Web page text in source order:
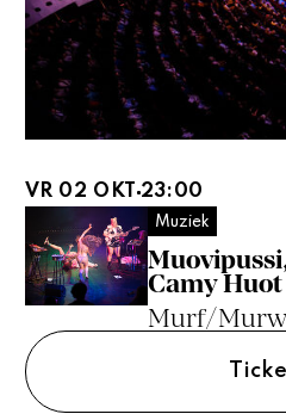
Camy Huot
Murf/
Muziek
VR 02 OKT 23:00